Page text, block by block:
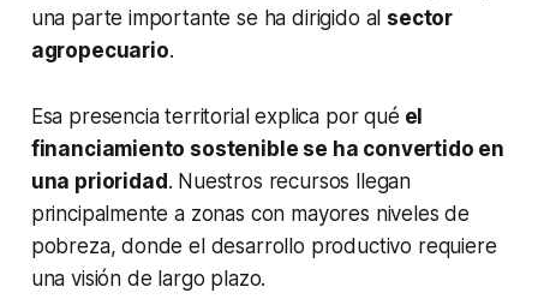
una parte importante se ha dirigido al sector
agropecuario.
Esa presencia territorial explica por qué el
financiamiento sostenible se ha convertido en
una prioridad . Nuestros recursos llegan
principalmente a zonas con mayores niveles de
pobreza, donde el desarrollo productivo requiere
una visión de largo plazo.